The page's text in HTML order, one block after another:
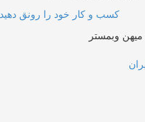
کسب و کار خود را رونق دهید
وبمستر